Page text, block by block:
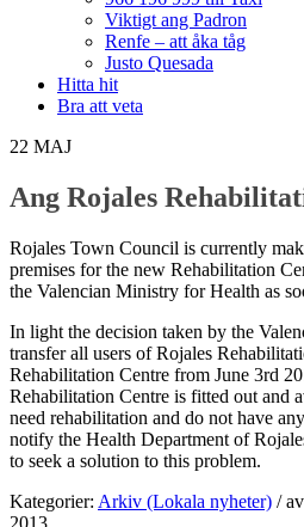
Viktigt ang Padron
Renfe – att åka tåg
Justo Quesada
Hitta hit
Bra att veta
22 MAJ
Ang Rojales
Rojales Town Council is currently
premises for the new Rehabilitation
the Valencian Ministry for Health as
In light the decision taken by the
transfer all users of Rojales
Rehabilitation Centre from June 3rd
Rehabilitation Centre is fitted out and
need rehabilitation and do not have
notify the Health Department of
to seek a solution to this problem.
Kategorier: Arkiv (Lokala nyheter) /av
2013